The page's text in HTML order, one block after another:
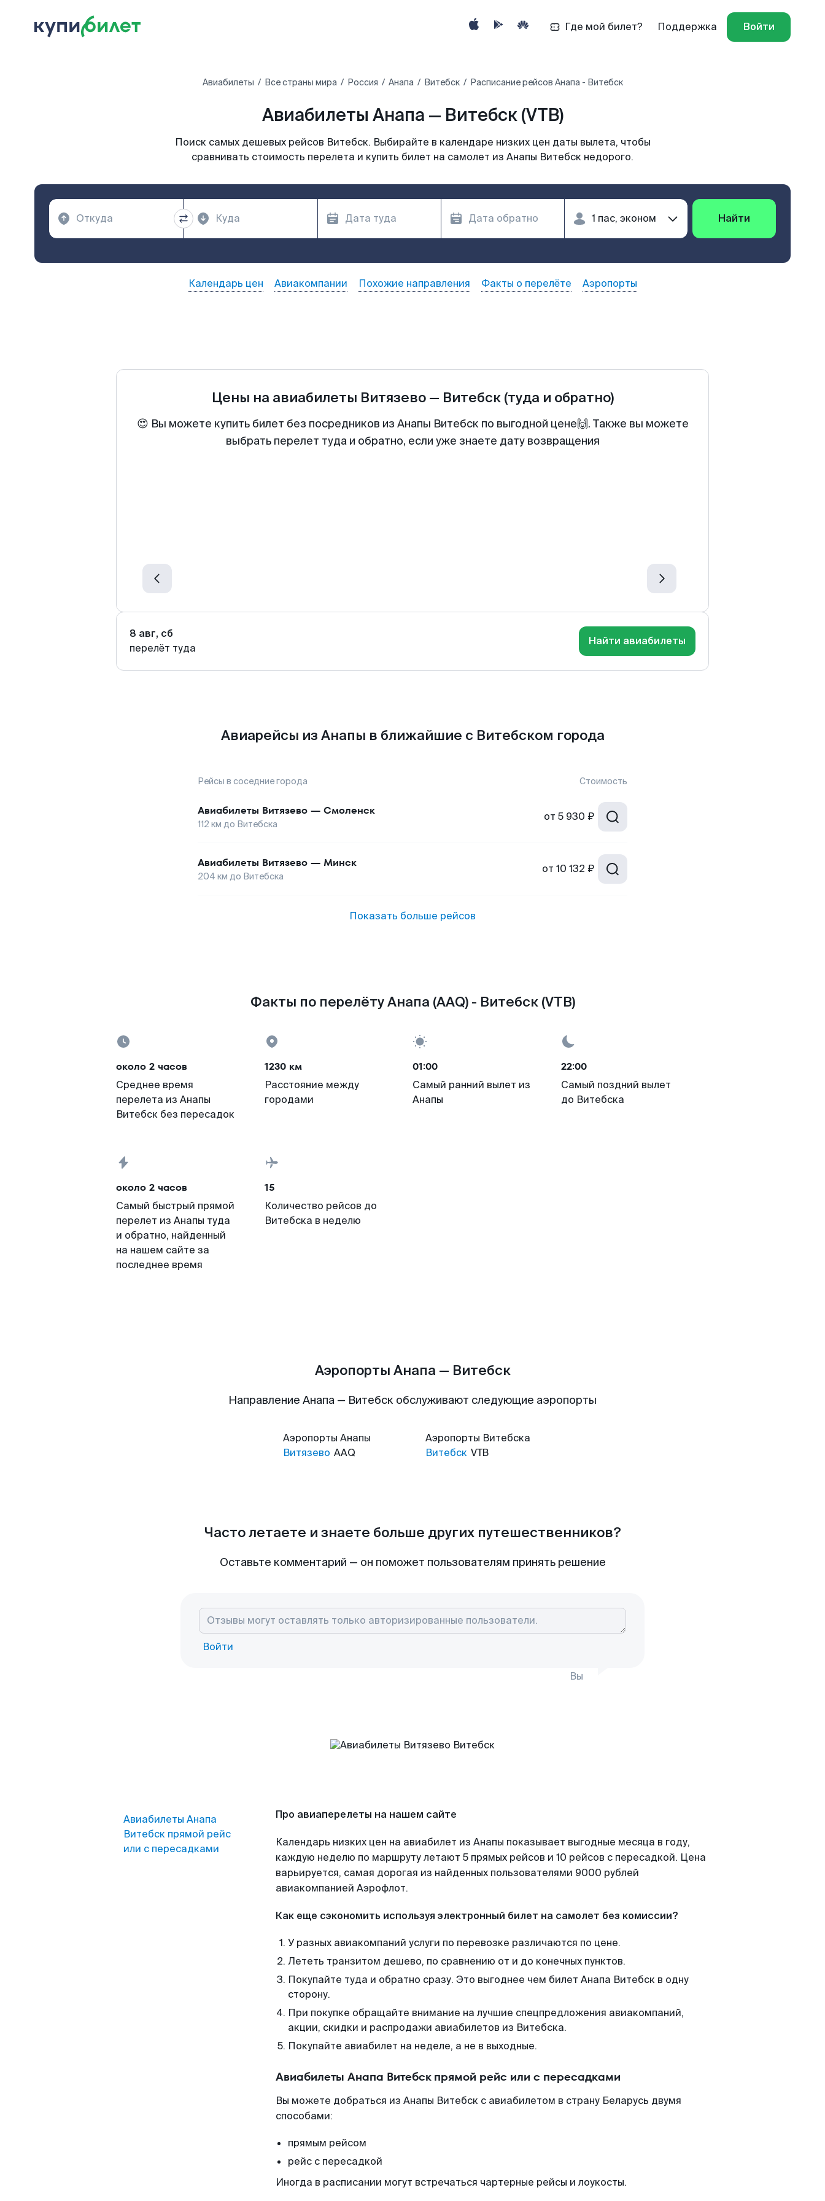
Где мой билет? Поддержка Войти
Авиабилеты Все страны мира Россия Анапа Витебск Расписание рейсов Анапа - Витебск
Авиабилеты Анапа — Витебск (VTB)
Поиск самых дешевых рейсов Витебск. Выбирайте в календаре низких цен даты вылета, чтобы
сравнивать стоимость перелета и купить билет на самолет из Анапы Витебск недорого.
Найти
Календарь цен Авиакомпании Похожие направления Факты о перелёте Аэропорты
Цены на авиабилеты Витязево— Витебск (туда и обратно)
😍 Вы можете купить билет без посредников из Анапы Витебск по выгодной цене🙌. Также вы можете
выбрать перелет туда и обратно, если уже знаете дату возвращения
8 авг, сб
перелёт туда
Найти авиабилеты
Авиарейсы из Анапы в ближайшие с Витебском города
Рейсы в соседние города Стоимость
Авиабилеты Витязево — Смоленск
112 км до Витебска
от 5 930 ₽
Авиабилеты Витязево — Минск
204 км до Витебска
от 10 132 ₽
Показать больше рейсов
Факты по перелёту Анапа (AAQ) - Витебск (VTB)
около 2 часов
Среднее время
перелета из Анапы
Витебск без пересадок
1230 км
Расстояние между
городами
01:00
Самый ранний вылет из
Анапы
22:00
Самый поздний вылет
до Витебска
около 2 часов
Самый быстрый прямой
перелет из Анапы туда
и обратно, найденный
на нашем сайте за
последнее время
15
Количество рейсов до
Витебска в неделю
Аэропорты Анапа — Витебск
Направление Анапа — Витебск обслуживают следующие аэропорты
Аэропорты Анапы
Витязево AAQ
Аэропорты Витебска
Витебск VTB
Часто летаете и знаете больше других путешественников?
Оставьте комментарий — он поможет пользователям принять решение
Войти
Вы
Авиабилеты Анапа
Витебск прямой рейс
или с пересадками
Про авиаперелеты на нашем сайте
Календарь низких цен на авиабилет из Анапы показывает выгодные месяца в году,
каждую неделю по маршруту летают 5 прямых рейсов и 10 рейсов с пересадкой. Цена
варьируется, самая дорогая из найденных пользователями 9000 рублей
авиакомпанией Аэрофлот.
Как еще сэкономить используя электронный билет на самолет без комиссии?
У разных авиакомпаний услуги по перевозке различаются по цене.
Лететь транзитом дешево, по сравнению от и до конечных пунктов.
Покупайте туда и обратно сразу. Это выгоднее чем билет Анапа Витебск в одну
сторону.
При покупке обращайте внимание на лучшие спецпредложения авиакомпаний,
акции, скидки и распродажи авиабилетов из Витебска.
Покупайте авиабилет на неделе, а не в выходные.
Авиабилеты Анапа Витебск прямой рейс или с пересадками
Вы можете добраться из Анапы Витебск с авиабилетом в страну Беларусь двумя
способами:
прямым рейсом
рейс с пересадкой
Иногда в расписании могут встречаться чартерные рейсы и лоукосты.